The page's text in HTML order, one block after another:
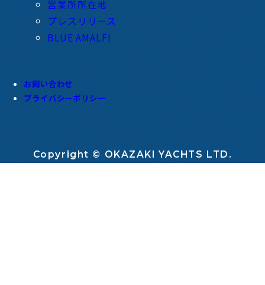
営業所所在地
プレスリリース
BLUE AMALFI
お問い合わせ
プライバシーポリシー
Copyright © OKAZAKI YACHTS LTD.